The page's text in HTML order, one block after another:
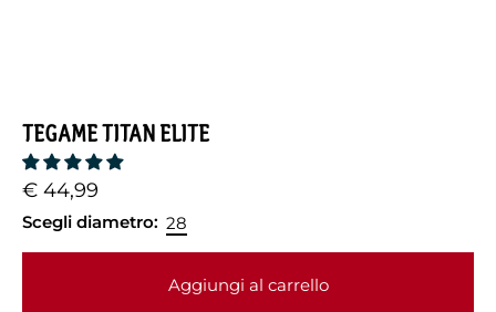
TEGAME TITAN ELITE
€ 44,99
Scegli diametro: 28
Aggiungi al carrello